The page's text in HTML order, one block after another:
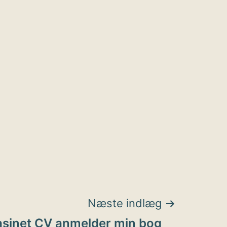
Næste indlæg
CV anmelder min bog